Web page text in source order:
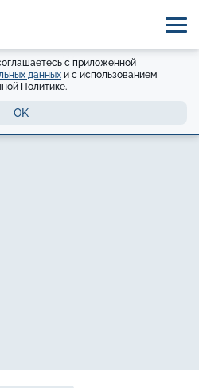
с приложенной
данных и с использованием
Политике.
OK